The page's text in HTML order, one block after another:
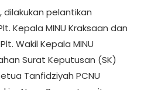
pelantikan
Kepala MINU Kraksaan dan
Wakil Kepala MINU
Surat Keputusan (SK)
Tanfidziyah PCNU